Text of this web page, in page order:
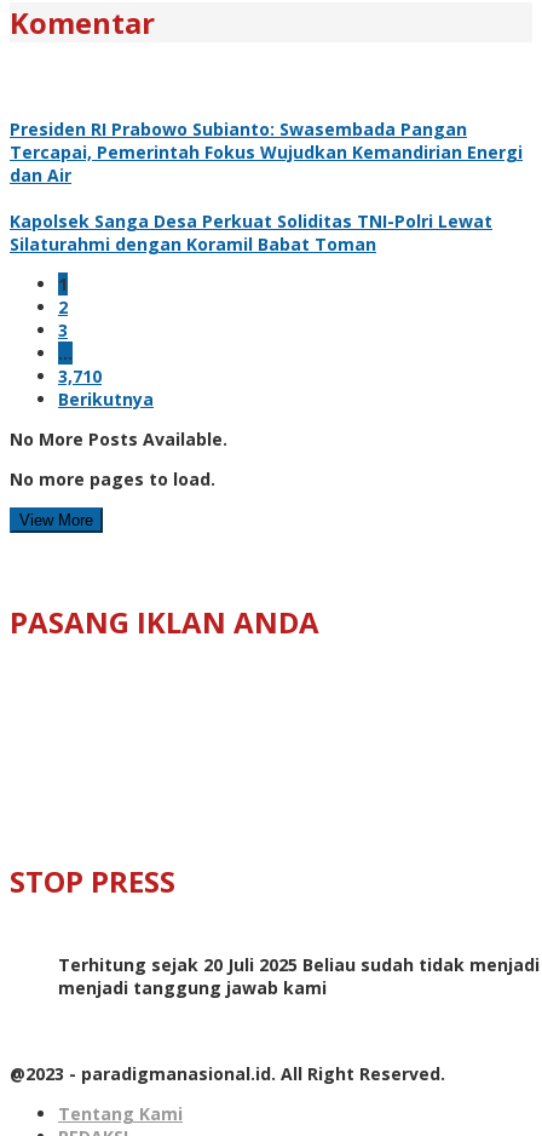
Komentar
Presiden RI Prabowo Subianto: Swasembada Pangan
Tercapai, Pemerintah Fokus Wujudkan Kemandirian Energi
dan Air
Kapolsek Sanga Desa Perkuat Soliditas TNI-Polri Lewat
Silaturahmi dengan Koramil Babat Toman
1
2
3
…
3,710
Berikutnya
No More Posts Available.
No more pages to load.
View More
PASANG IKLAN ANDA
STOP PRESS
Terhitung sejak 20 Juli 2025 Beliau sudah tidak
menjadi tanggung jawab kami
@2023 - paradigmanasional.id. All Right Reserved.
Tentang Kami